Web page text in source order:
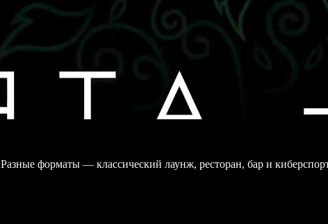
Разные форматы — классический лаунж, ресторан, бар и